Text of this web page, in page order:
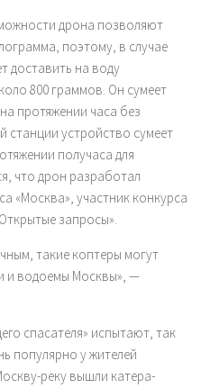
дрона позволяют
поэтому, в случае
доставить на воду
800 граммов. Он сумеет
протяжении часа без
станции устройство сумеет
получаса для
что дрон разработал
«Москва», участник конкурса
запросы».
такие коптеры могут
и водоемы Москвы», —
спасателя» испытают, так
популярно у жителей
реку вышли катера-